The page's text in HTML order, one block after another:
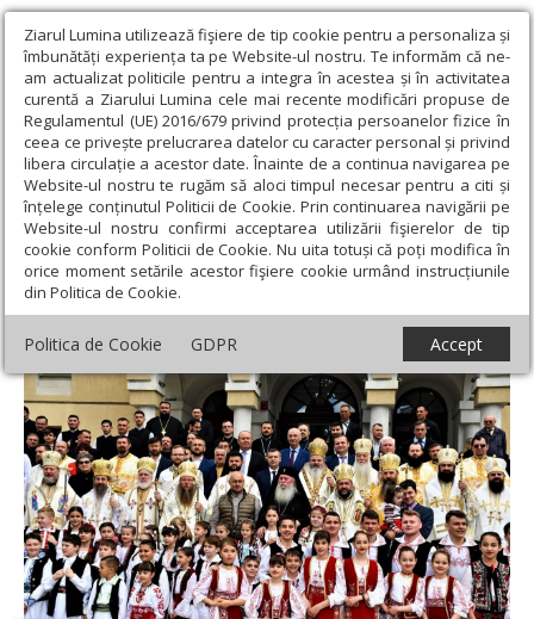
Ziarul Lumina utilizează fişiere de tip cookie pentru a personaliza și
îmbunătăți experiența ta pe Website-ul nostru. Te informăm că ne-
am actualizat politicile pentru a integra în acestea și în activitatea
curentă a Ziarului Lumina cele mai recente modificări propuse de
Regulamentul (UE) 2016/679 privind protecția persoanelor fizice în
ceea ce privește prelucrarea datelor cu caracter personal și privind
libera circulație a acestor date. Înainte de a continua navigarea pe
Website-ul nostru te rugăm să aloci timpul necesar pentru a citi și
înțelege conținutul Politicii de Cookie. Prin continuarea navigării pe
Website-ul nostru confirmi acceptarea utilizării fişierelor de tip
cookie conform Politicii de Cookie. Nu uita totuși că poți modifica în
orice moment setările acestor fişiere cookie urmând instrucțiunile
din Politica de Cookie.
Politica de Cookie GDPR Accept
Ziarul Lumina › Actualitate religioasă › Știri › Hramul Catedralei
Episcopale din Caransebeş
Hramul Catedralei Episcopale din
Caransebeş